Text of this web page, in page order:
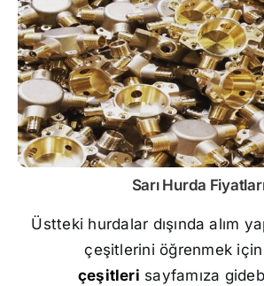
Sarı Hurda
Üstteki hurdalar dışında alım
çeşitlerini öğrenmek için
çeşitleri sayfamıza